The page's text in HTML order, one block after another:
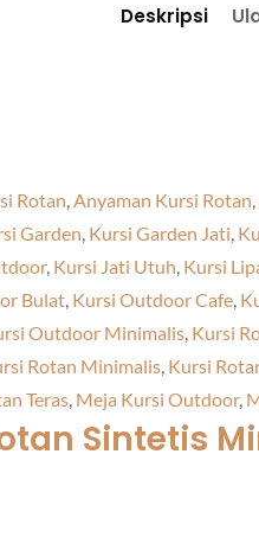
Deskripsi
Rotan,Anyaman Kursi Rotan,
Garden, Kursi Garden Jati,
, Kursi Jati Utuh, Kursi
Bulat, Kursi Outdoor Cafe,
Outdoor Minimalis, Kursi
Rotan Minimalis, Kursi
Teras, Meja Kursi Outdoor,
Sintetis